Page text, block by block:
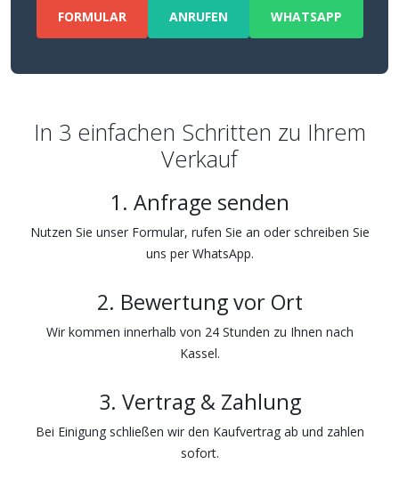
FORMULAR ANRUFEN WHATSAPP
In 3 einfachen Schritten zu Ihrem
Verkauf
1. Anfrage senden
Nutzen Sie unser Formular, rufen Sie an oder schreiben Sie
uns per WhatsApp.
2. Bewertung vor Ort
Wir kommen innerhalb von 24 Stunden zu Ihnen nach
Kassel.
3. Vertrag & Zahlung
Bei Einigung schließen wir den Kaufvertrag ab und zahlen
sofort.